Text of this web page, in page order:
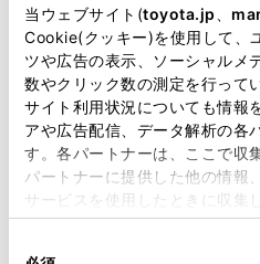
当ウェブサイト(toyota.jp
Cookie(クッキー)を使用して、
ツや広告の表示、ソーシャルメ
数やクリック数の測定を行って
サイト利用状況についても情報
アや広告配信、データ解析の各
す。各パートナーは、ここで収
パートナーに提供した他の情報
サービスを使用したときに収集
使用することがあります。当ウ
が可能です。
リコール等